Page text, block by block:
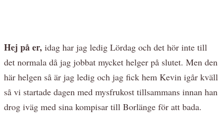
Hej på er, idag har jag ledig Lördag och det hör inte till
det normala då jag jobbat mycket helger på slutet. Men den
här helgen så är jag ledig och jag fick hem Kevin igår kväll
så vi startade dagen med mysfrukost tillsammans innan han
drog iväg med sina kompisar till Borlänge för att bada.